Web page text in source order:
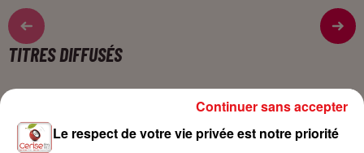
TITRES DIFFUSÉS
Le respect de votre vie privée est notre priorité
Continuer sans accepter